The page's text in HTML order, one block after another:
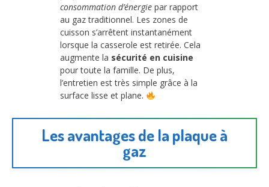
consommation d’énergie par rapport
au gaz traditionnel. Les zones de
cuisson s’arrêtent instantanément
lorsque la casserole est retirée. Cela
augmente la sécurité en cuisine
pour toute la famille. De plus,
l’entretien est très simple grâce à la
surface lisse et plane.
Les avantages de la plaque à
gaz